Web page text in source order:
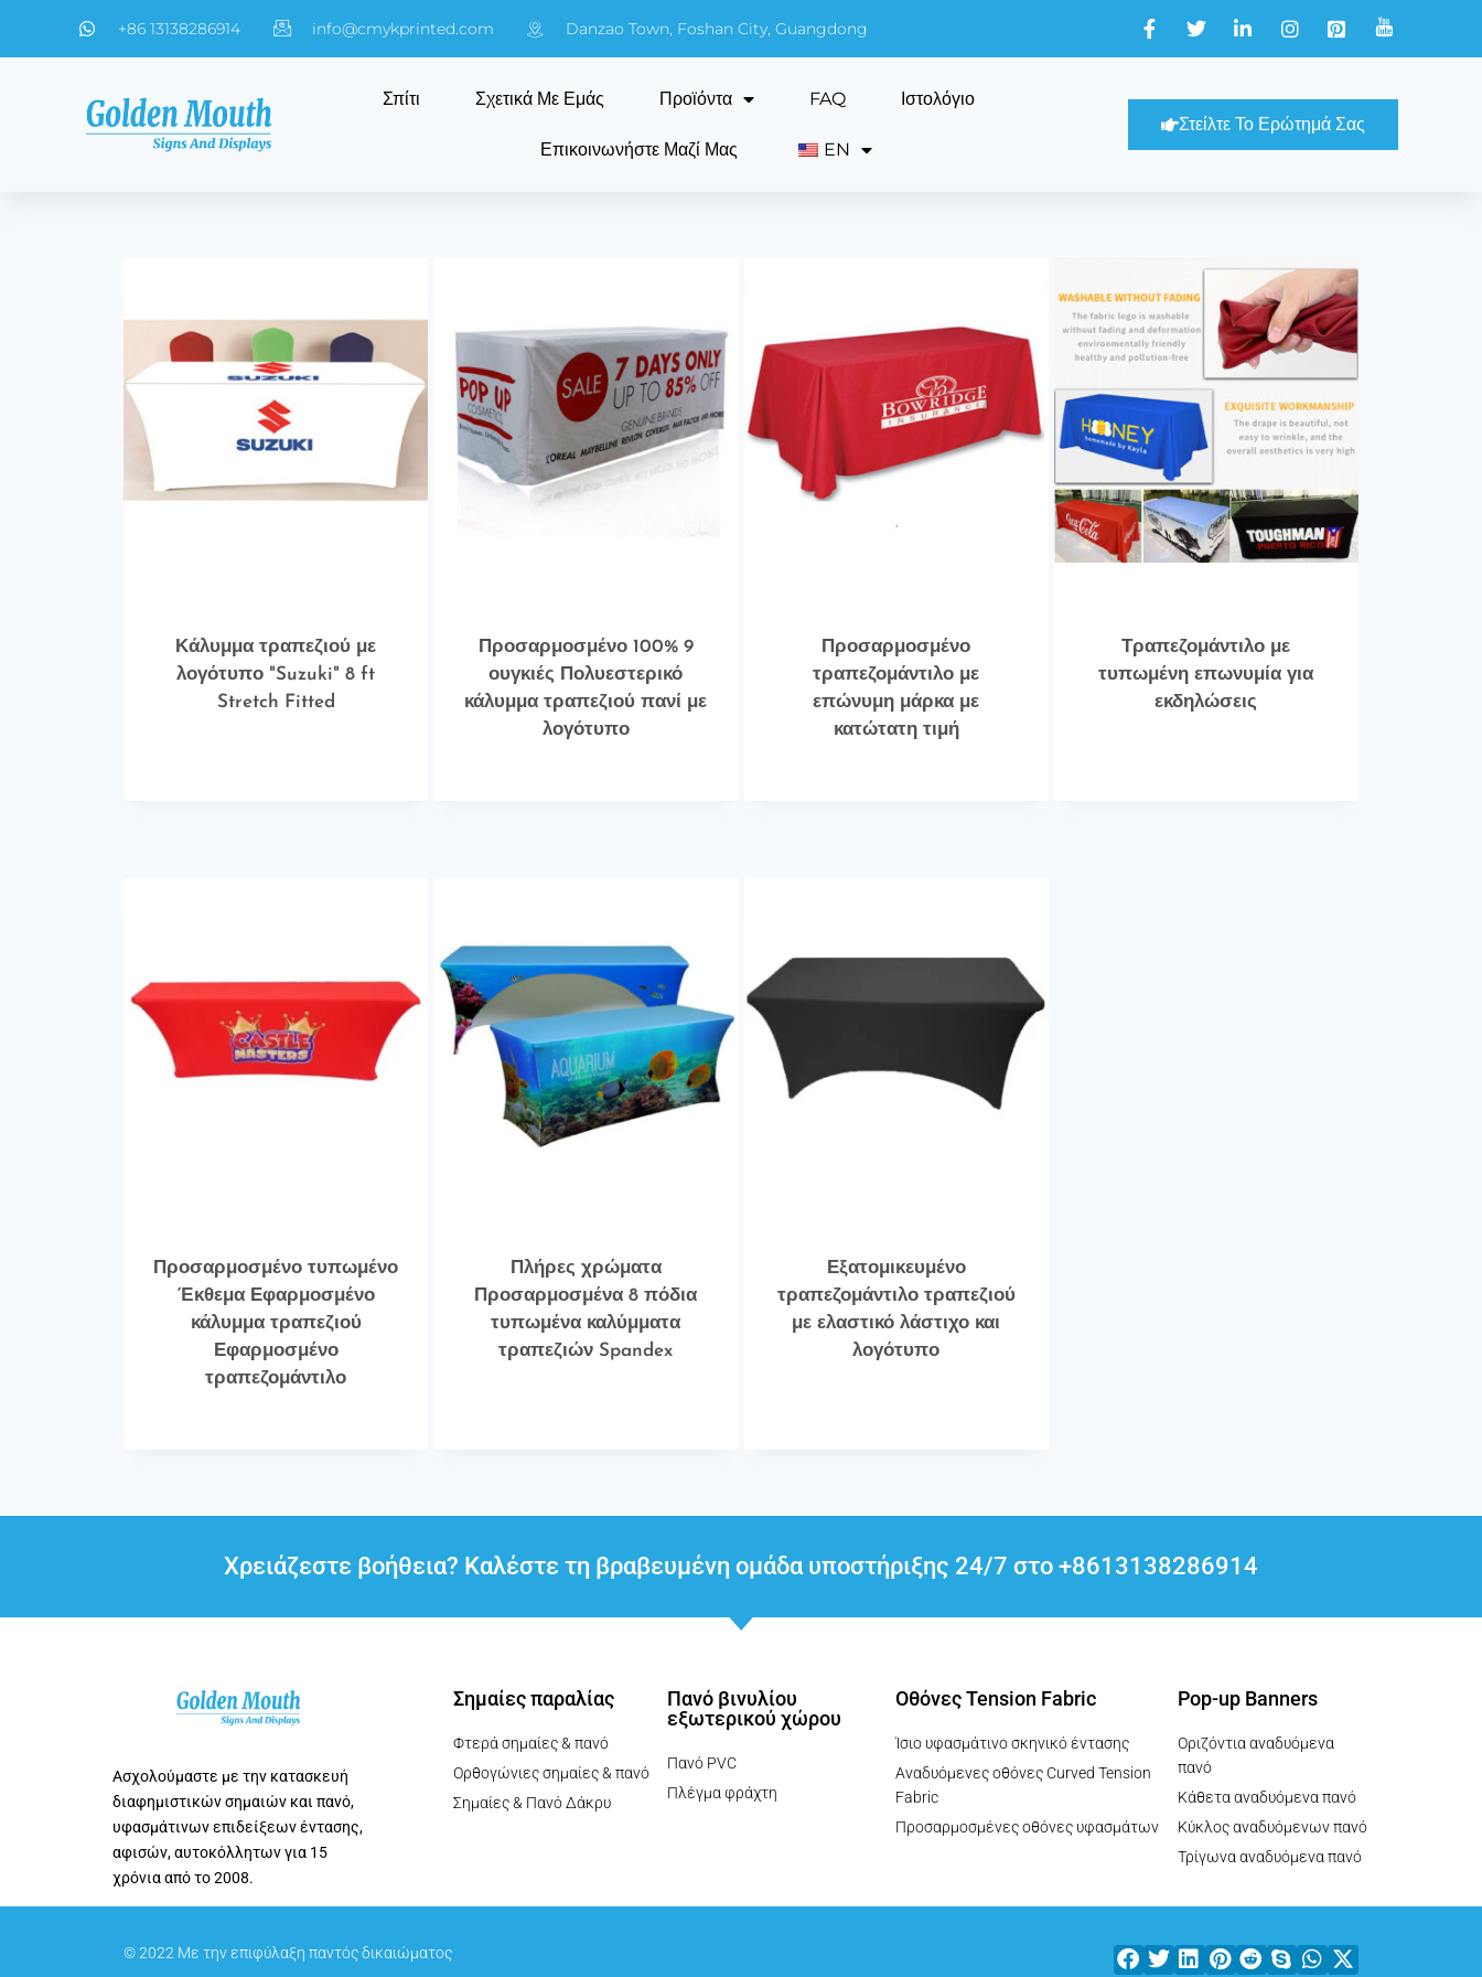
+86 13138286914 info@cmykprinted.com Danzao Town, Foshan City, Guangdong
Σπίτι Σχετικά Με Εμάς Προϊόντα FAQ Ιστολόγιο
Επικοινωνήστε Μαζί Μας EN
Στείλτε Το Ερώτημά Σας
Κάλυμμα τραπεζιού με
λογότυπο "Suzuki" 8 ft
Stretch Fitted
Προσαρμοσμένο 100% 9
ουγκιές Πολυεστερικό
κάλυμμα τραπεζιού πανί με
λογότυπο
Προσαρμοσμένο
τραπεζομάντιλο με
επώνυμη μάρκα με
κατώτατη τιμή
Τραπεζομάντιλο με
τυπωμένη επωνυμία για
εκδηλώσεις
Προσαρμοσμένο τυπωμένο
Έκθεμα Εφαρμοσμένο
κάλυμμα τραπεζιού
Εφαρμοσμένο
τραπεζομάντιλο
Πλήρες χρώματα
Προσαρμοσμένα 8 πόδια
τυπωμένα καλύμματα
τραπεζιών Spandex
Εξατομικευμένο
τραπεζομάντιλο τραπεζιού
με ελαστικό λάστιχο και
λογότυπο
Χρειάζεστε βοήθεια? Καλέστε τη βραβευμένη ομάδα υποστήριξης 24/7 στο +8613138286914
Ασχολούμαστε με την κατασκευή
διαφημιστικών σημαιών και πανό,
υφασμάτινων επιδείξεων έντασης,
αφισών, αυτοκόλλητων για 15
χρόνια από το 2008.
Σημαίες παραλίας
Φτερά σημαίες & πανό
Ορθογώνιες σημαίες & πανό
Σημαίες & Πανό Δάκρυ
Πανό βινυλίου
εξωτερικού χώρου
Πανό PVC
Πλέγμα φράχτη
Οθόνες Tension Fabric
Ίσιο υφασμάτινο σκηνικό έντασης
Αναδυόμενες οθόνες Curved Tension
Fabric
Προσαρμοσμένες οθόνες υφασμάτων
Pop-up Banners
Οριζόντια αναδυόμενα
πανό
Κάθετα αναδυόμενα πανό
Κύκλος αναδυόμενων πανό
Τρίγωνα αναδυόμενα πανό
© 2022 Με την επιφύλαξη παντός δικαιώματος